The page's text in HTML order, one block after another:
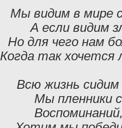
Мы видим в мире
А если видим
Но для чего нам
Когда так
Всю жизнь
Мы пленники